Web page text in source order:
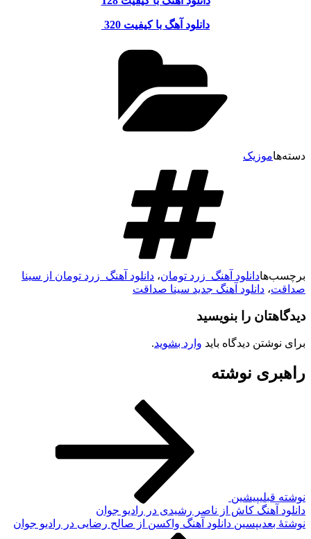
دانلود آهگ با کیفیت 320
دسته‌هاموزیک
برچسب‌هادانلود آهنگ زرد تومان، دانلود آهنگ زرد تومان از سینا
صداقت، دانلود آهنگ جدید سینا صداقت
دیدگاهتان را بنویسید
برای نوشتن دیدگاه باید وارد بشوید.
راهبری نوشته
نوشته قبلیپیشین
دانلود آهنگ کاش از ناصر رشیدی در رادیو جوان
نوشته‌ٔ بعدیپسین دانلود آهنگ واکسن از صالح رضایی در رادیو جوان